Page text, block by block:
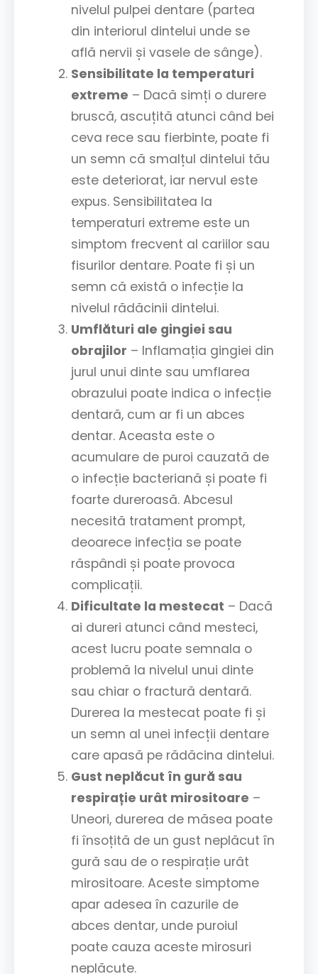
nivelul pulpei dentare (partea
din interiorul dintelui unde se
află nervii și vasele de sânge).
Sensibilitate la temperaturi
extreme – Dacă simți o durere
bruscă, ascuțită atunci când bei
ceva rece sau fierbinte, poate fi
un semn că smalțul dintelui tău
este deteriorat, iar nervul este
expus. Sensibilitatea la
temperaturi extreme este un
simptom frecvent al cariilor sau
fisurilor dentare. Poate fi și un
semn că există o infecție la
nivelul rădăcinii dintelui.
Umflături ale gingiei sau
obrajilor – Inflamația gingiei din
jurul unui dinte sau umflarea
obrazului poate indica o infecție
dentară, cum ar fi un abces
dentar. Aceasta este o
acumulare de puroi cauzată de
o infecție bacteriană și poate fi
foarte dureroasă. Abcesul
necesită tratament prompt,
deoarece infecția se poate
răspândi și poate provoca
complicații.
Dificultate la mestecat – Dacă
ai dureri atunci când mesteci,
acest lucru poate semnala o
problemă la nivelul unui dinte
sau chiar o fractură dentară.
Durerea la mestecat poate fi și
un semn al unei infecții dentare
care apasă pe rădăcina dintelui.
Gust neplăcut în gură sau
respirație urât mirositoare –
Uneori, durerea de măsea poate
fi însoțită de un gust neplăcut în
gură sau de o respirație urât
mirositoare. Aceste simptome
apar adesea în cazurile de
abces dentar, unde puroiul
poate cauza aceste mirosuri
neplăcute.